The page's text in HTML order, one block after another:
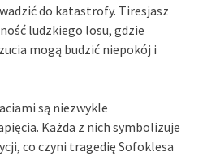
do katastrofy. Tiresjasz
ludzkiego losu, gdzie
mogą budzić niepokój i
są niezwykle
Każda z nich symbolizuje
co czyni tragedię Sofoklesa